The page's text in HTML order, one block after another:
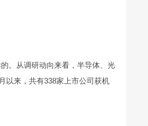
。从调研动向来看，半导体、光
以来，共有338家上市公司获机